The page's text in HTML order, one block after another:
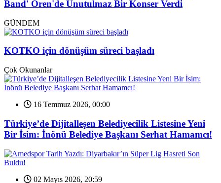
Band' Ören'de Unutulmaz Bir Konser Verdi
GÜNDEM
KOTKO için dönüşüm süreci başladı
Çok Okunanlar
16 Temmuz 2026, 00:00
Türkiye’de Dijitalleşen Belediyecilik Listesine Yeni
Bir İsim: İnönü Belediye Başkanı Serhat Hamamcı!
02 Mayıs 2026, 20:59